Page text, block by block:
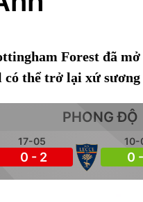
Forest đã
thể trở lại xứ sương
PHONG ĐỘ
17-05
0 - 2
10-
0